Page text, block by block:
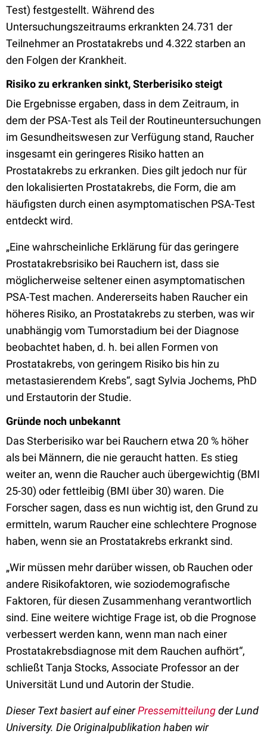
Test) festgestellt. Während des
Untersuchungszeitraums erkrankten 24.731 der
Teilnehmer an Prostatakrebs und 4.322 starben an
den Folgen der Krankheit.
Risiko zu erkranken sinkt, Sterberisiko steigt
Die Ergebnisse ergaben, dass in dem Zeitraum, in
dem der PSA-Test als Teil der Routineuntersuchungen
im Gesundheitswesen zur Verfügung stand, Raucher
insgesamt ein geringeres Risiko hatten an
Prostatakrebs zu erkranken. Dies gilt jedoch nur für
den lokalisierten Prostatakrebs, die Form, die am
häufigsten durch einen asymptomatischen PSA-Test
entdeckt wird.
„Eine wahrscheinliche Erklärung für das geringere
Prostatakrebsrisiko bei Rauchern ist, dass sie
möglicherweise seltener einen asymptomatischen
PSA-Test machen. Andererseits haben Raucher ein
höheres Risiko, an Prostatakrebs zu sterben, was wir
unabhängig vom Tumorstadium bei der Diagnose
beobachtet haben, d. h. bei allen Formen von
Prostatakrebs, von geringem Risiko bis hin zu
metastasierendem Krebs“, sagt Sylvia Jochems, PhD
und Erstautorin der Studie.
Gründe noch unbekannt
Das Sterberisiko war bei Rauchern etwa 20 % höher
als bei Männern, die nie geraucht hatten. Es stieg
weiter an, wenn die Raucher auch übergewichtig (BMI
25-30) oder fettleibig (BMI über 30) waren. Die
Forscher sagen, dass es nun wichtig ist, den Grund zu
ermitteln, warum Raucher eine schlechtere Prognose
haben, wenn sie an Prostatakrebs erkrankt sind.
„Wir müssen mehr darüber wissen, ob Rauchen oder
andere Risikofaktoren, wie soziodemografische
Faktoren, für diesen Zusammenhang verantwortlich
sind. Eine weitere wichtige Frage ist, ob die Prognose
verbessert werden kann, wenn man nach einer
Prostatakrebsdiagnose mit dem Rauchen aufhört“,
schließt Tanja Stocks, Associate Professor an der
Universität Lund und Autorin der Studie.
Dieser Text basiert auf einerPressemitteilungder Lund
University. Die Originalpublikation haben wir